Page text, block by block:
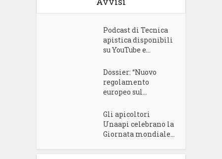
Podcast di Tecnica
apistica disponibili
su YouTube e...
Dossier: “Nuovo
regolamento
europeo sul...
Gli apicoltori
Unaapi celebrano la
Giornata mondiale...